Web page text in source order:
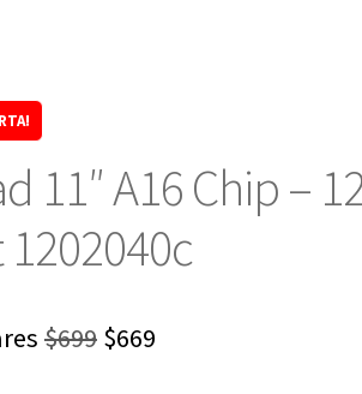
11″ A16 Chip –
$699 El
$669El